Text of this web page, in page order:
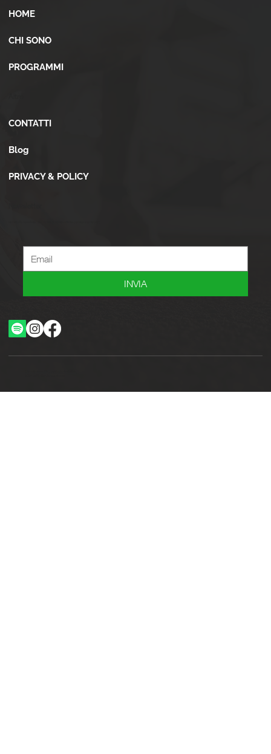
HOME
CHI SONO
PROGRAMMI
CONTATTI
Blog
PRIVACY & POLICY
INVIA